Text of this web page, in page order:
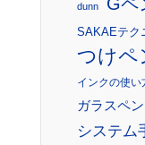
dunn
SAKAEテク
つけペ
インクの使い
ガラスペン
システム